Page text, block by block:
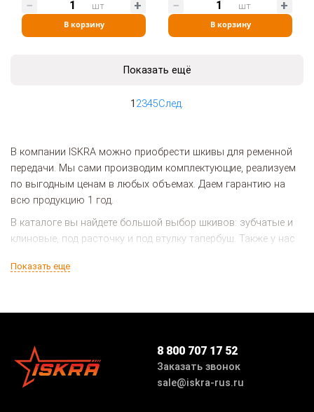
В корзину
шт
В корзину
шт
Показать ещё
1 2345След.
В компании ISKRA можно приобрести шкивы для ременной
передачи. Мы сами производим комплектующие, реализуем
по выгодным ценам в любых объемах. Даем гарантию на
всю продукцию 1 год.
В каталоге вы найдете большой выбор шкивов: зубчатые и
клиновые, под расточку и под втулку тапербуш. Также у нас
коррозии, перепадам температур, трению, механическим
повреждениям и воздействию влаги. Выдерживают сильные
нагрузки.
Показать еще
8 800 707 17 52
Заказать звонок
sale@iskra-rus.ru